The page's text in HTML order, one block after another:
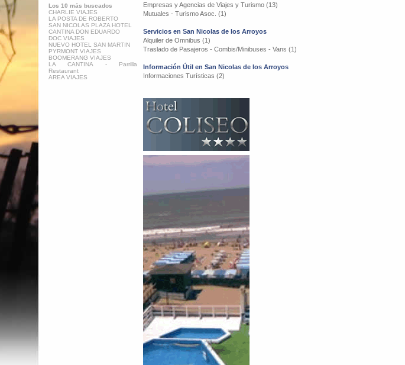
Los 10 más buscados
CHARLIE VIAJES
LA POSTA DE ROBERTO
SAN NICOLAS PLAZA HOTEL
CANTINA DON EDUARDO
DOC VIAJES
NUEVO HOTEL SAN MARTIN
PYRMONT VIAJES
BOOMERANG VIAJES
LA CANTINA - Parrilla
Restaurant
AREA VIAJES
Empresas y Agencias de Viajes y Turismo (13)
Mutuales - Turismo Asoc. (1)
Servicios en San Nicolas de los Arroyos
Alquiler de Omnibus (1)
Traslado de Pasajeros - Combis/Minibuses - Vans (1)
Información Útil en San Nicolas de los Arroyos
Informaciones Turísticas (2)